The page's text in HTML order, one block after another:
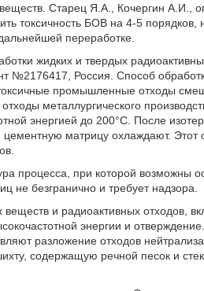
Старец Я.А., Кочергин А.И.,
токсичность БОВ на 4-5 порядков,
переработке.
жидких и твердых
№2176417, Россия. Способ
промышленные отходы
металлургического
энергией до 200°С. После
матрицу охлаждают. Этот
процесса, при которой возможны
не безгранично и требует надзора.
веществ и радиоактивных отходов,
энергии и
разложение отходов
содержащую речной песок и